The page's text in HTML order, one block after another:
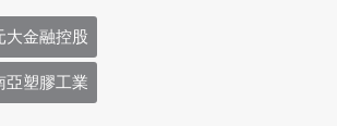
大金融控股
亞塑膠工業